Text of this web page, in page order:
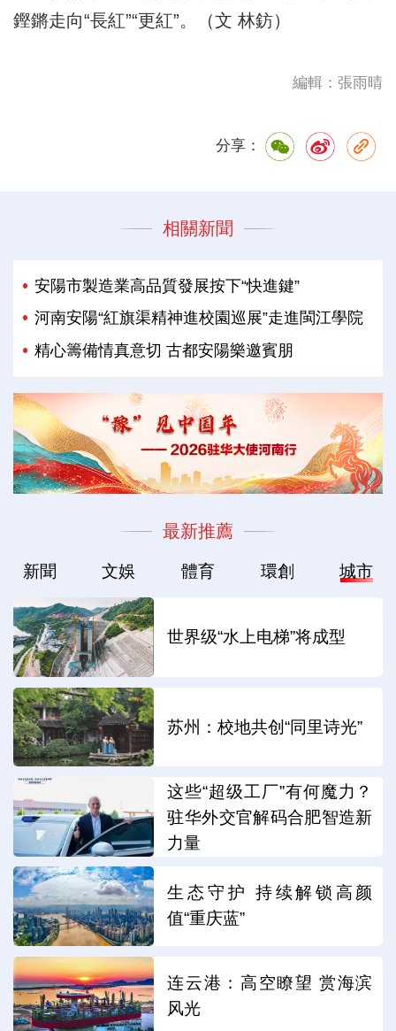
鏗鏘走向“長紅”“更紅”。（文 林鈁）
編輯：張雨晴
分享：
相關新聞
安陽市製造業高品質發展按下“快進鍵”
河南安陽“紅旗渠精神進校園巡展”走進閩江學院
精心籌備情真意切 古都安陽樂邀賓朋
最新推薦
新聞 文娛 體育 環創 城市
世界级“水上电梯”将成型
苏州：校地共创“同里诗光”
这些“超级工厂”有何魔力？
驻华外交官解码合肥智造新
力量
生态守护 持续解锁高颜
值“重庆蓝”
连云港：高空瞭望 赏海滨
风光